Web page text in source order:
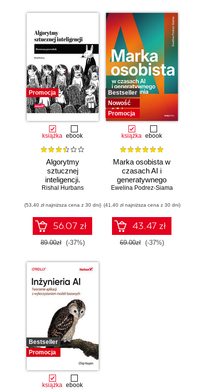
Promocja
książka ebook
Algorytmy
sztucznej
inteligencji.
Ilustrowany
Rishal Hurbans
(53,40 zł najniższa cena z 30 dni)
56.07 zł
89.00zł (-37%)
Bestseller
Nowość
Promocja
książka ebook
Marka osobista w
czasach AI i
generatywnego
wyszukiwania
Ewelina Podrez-Siama
(41,40 zł najniższa cena z 30 dni)
43.47 zł
69.00zł (-37%)
Bestseller
Promocja
książka ebook